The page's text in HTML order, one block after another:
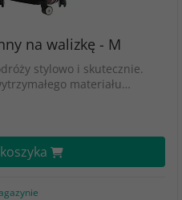
na walizkę - M
stylowo i skutecznie.
materiału…